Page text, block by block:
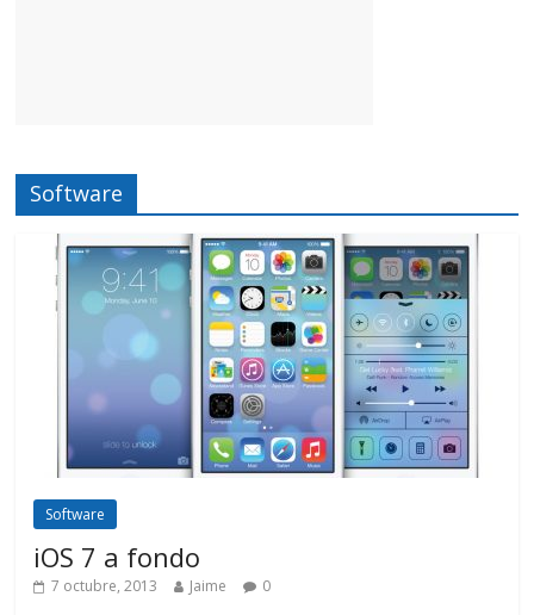
Software
Software
iOS 7 a fondo
7 octubre, 2013 Jaime 0